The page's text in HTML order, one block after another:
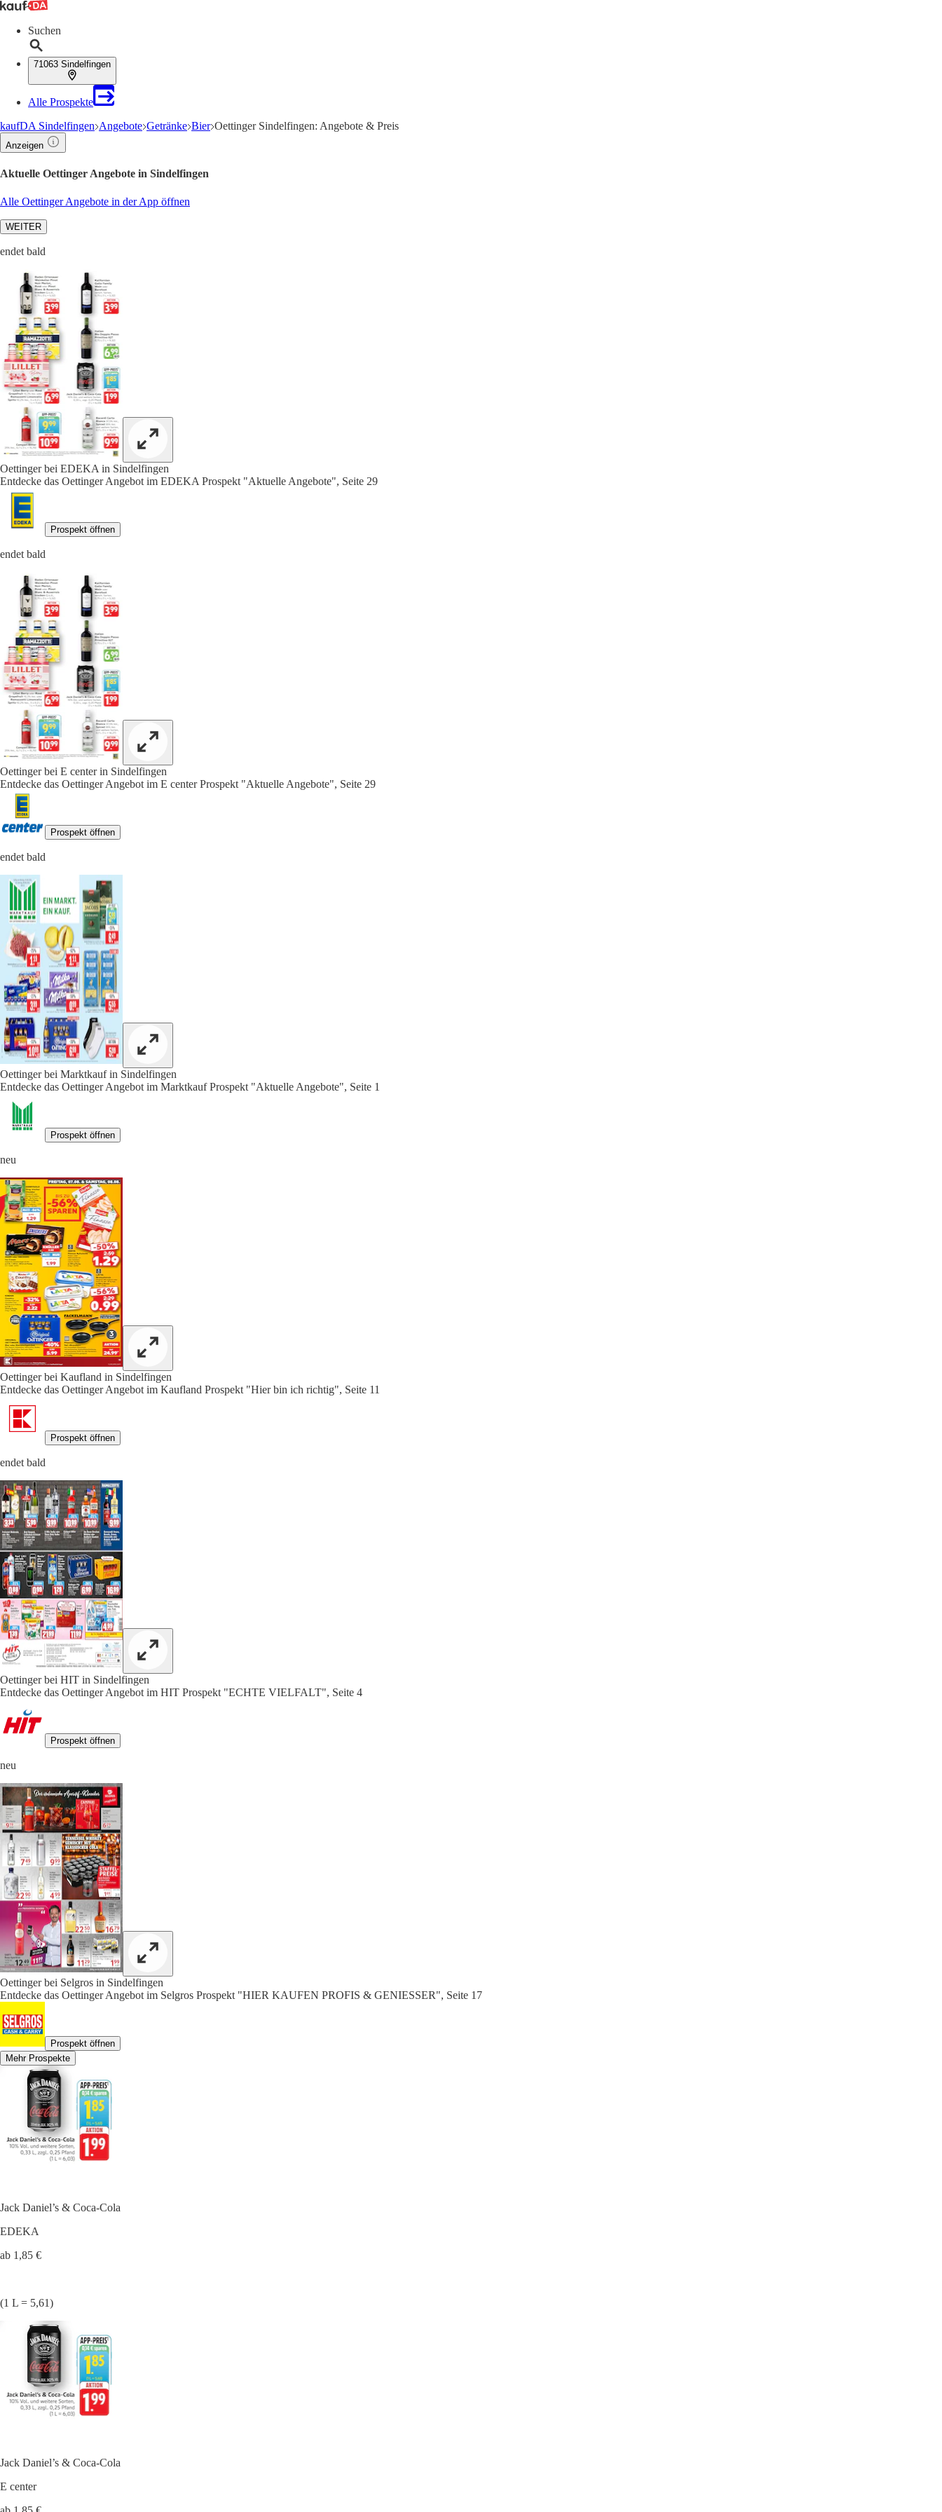
Suchen
71063 Sindelfingen
Alle Prospekte
kaufDA Sindelfingen Angebote Getränke Bier Oettinger Sindelfingen: Angebote & Preis
Anzeigen
Aktuelle Oettinger Angebote in Sindelfingen
Alle Oettinger Angebote in der App öffnen
WEITER
endet bald
Oettinger bei EDEKA in Sindelfingen
Entdecke das Oettinger Angebot im EDEKA Prospekt "Aktuelle Angebote", Seite 29
Prospekt öffnen
endet bald
Oettinger bei E center in Sindelfingen
Entdecke das Oettinger Angebot im E center Prospekt "Aktuelle Angebote", Seite 29
Prospekt öffnen
endet bald
Oettinger bei Marktkauf in Sindelfingen
Entdecke das Oettinger Angebot im Marktkauf Prospekt "Aktuelle Angebote", Seite 1
Prospekt öffnen
neu
Oettinger bei Kaufland in Sindelfingen
Entdecke das Oettinger Angebot im Kaufland Prospekt "Hier bin ich richtig", Seite 11
Prospekt öffnen
endet bald
Oettinger bei HIT in Sindelfingen
Entdecke das Oettinger Angebot im HIT Prospekt "ECHTE VIELFALT", Seite 4
Prospekt öffnen
neu
Oettinger bei Selgros in Sindelfingen
Entdecke das Oettinger Angebot im Selgros Prospekt "HIER KAUFEN PROFIS & GENIESSER", Seite 17
Prospekt öffnen
Mehr Prospekte
Jack Daniel’s & Coca-Cola
EDEKA
ab 1,85 €
(1 L = 5,61)
Jack Daniel’s & Coca-Cola
E center